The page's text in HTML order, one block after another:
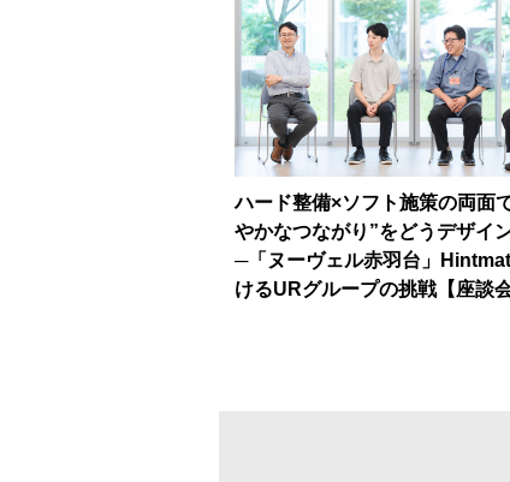
ハード整備×ソフト施策の両面
やかなつながり”をどうデザイ
─「ヌーヴェル赤羽台」
けるURグループの挑戦【座談